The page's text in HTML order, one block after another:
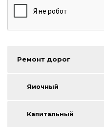
Ремонт дорог
Ямочный
Капитальный